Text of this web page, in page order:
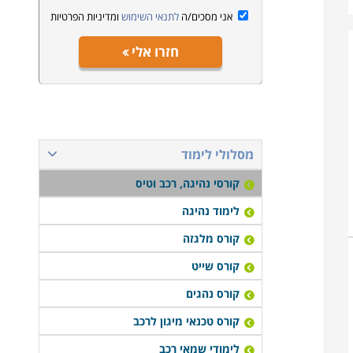
אני מסכים/הלתנאי השימוש ומדיניות הפרטיות
חזרו אלי
מסלולי לימוד
קורסי נהיגה, רכב וטיס
לימוד נהיגה
קורס מלגזה
קורס שייט
קורס נהגים
קורס טכנאי מיגון לרכב
לימודי שמאי רכב